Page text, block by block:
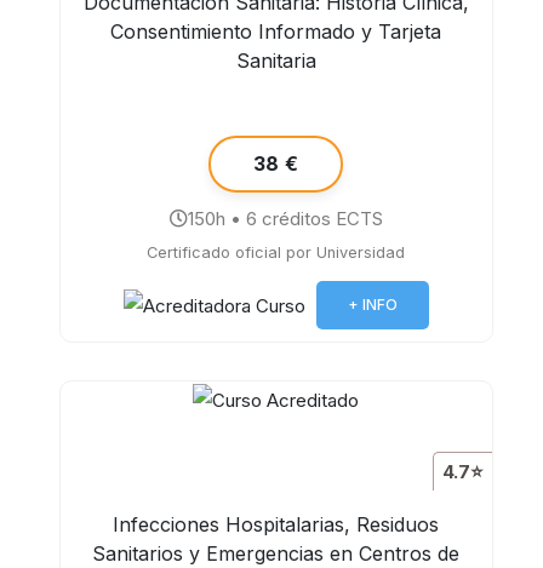
Consentimiento Informado y Tarjeta
Sanitaria
38 €
150h • 6 créditos ECTS
Certificado oficial por Universidad
+ INFO
4.7⭐
Infecciones Hospitalarias, Residuos
Sanitarios y Emergencias en Centros de